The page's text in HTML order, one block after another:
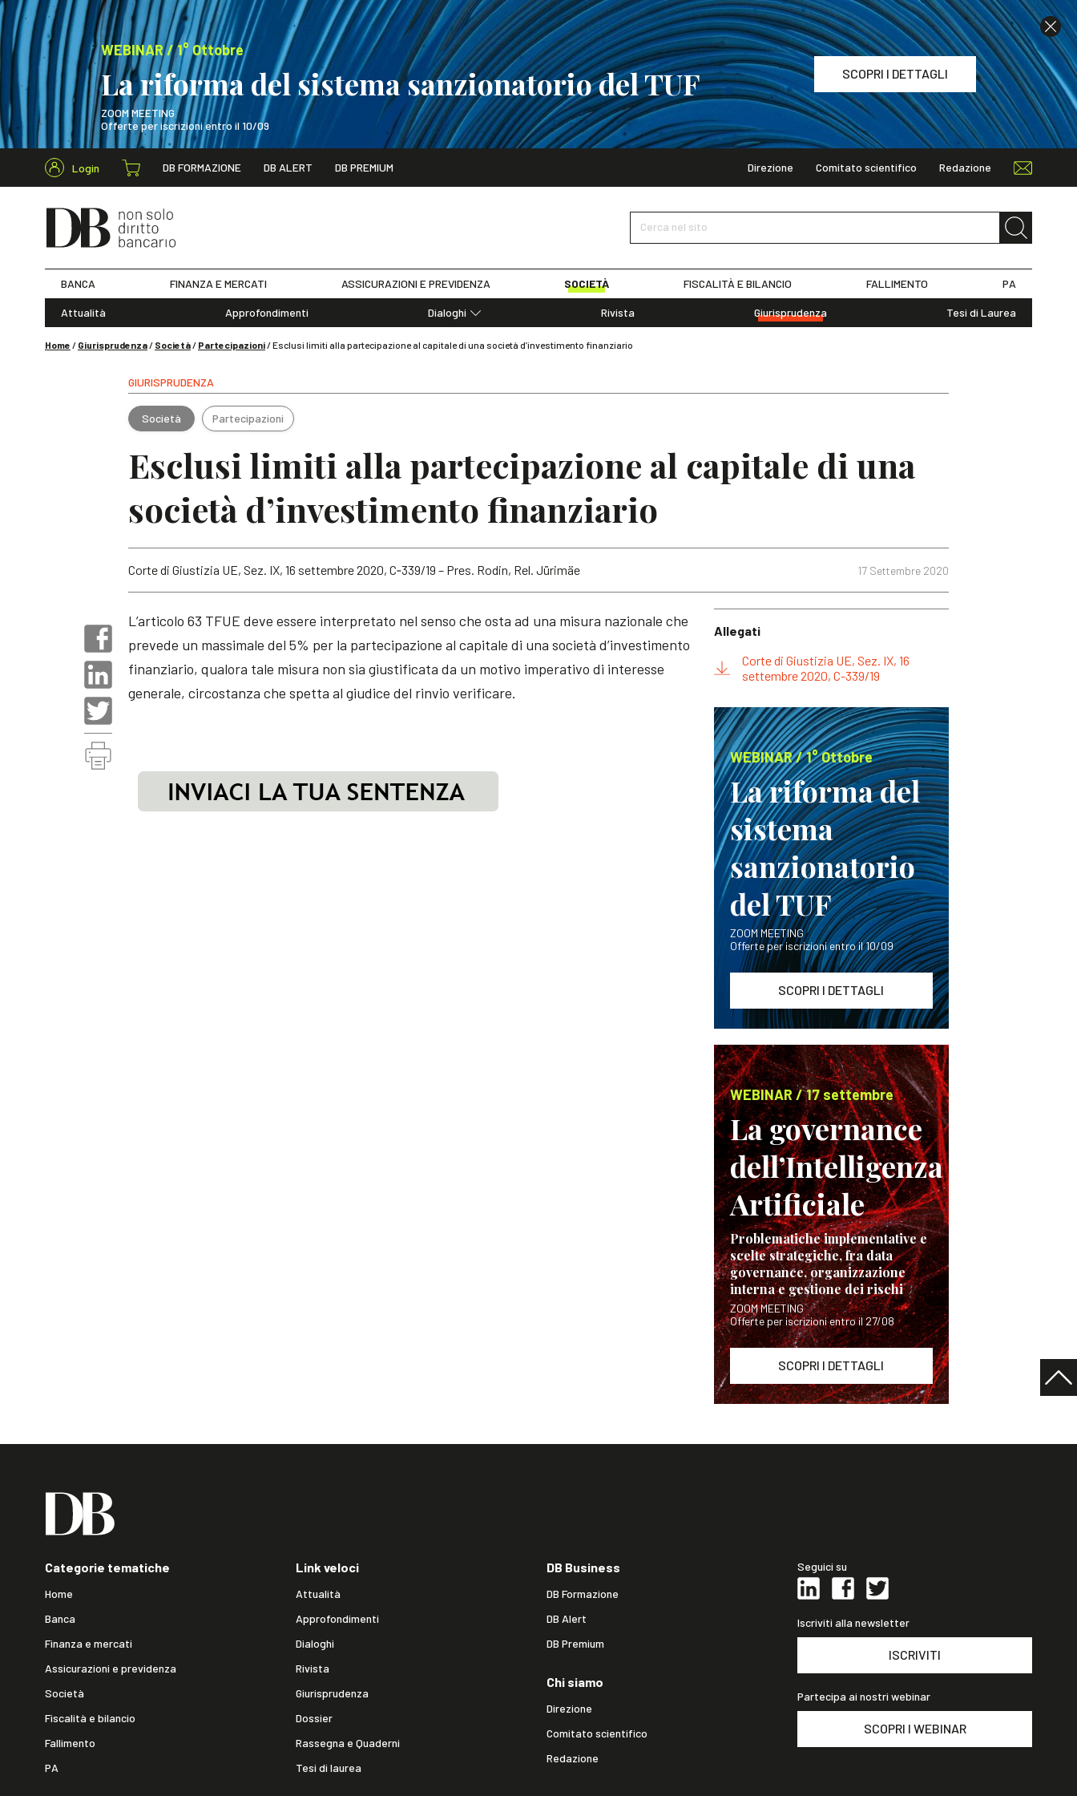
WEBINAR / 1° Ottobre
La riforma del sistema sanzionatorio del TUF
ZOOM MEETING
Offerte per iscrizioni entro il 10/09
SCOPRI I DETTAGLI
WEBINAR / 1° Ottobre
Login DB FORMAZIONE DB ALERT DB PREMIUM Direzione Comitato scientifico Redazione
Cerca nel sito
BANCA FINANZA E MERCATI ASSICURAZIONI E PREVIDENZA SOCIETÀ FISCALITÀ E BILANCIO FALLIMENTO PA
Attualità Approfondimenti
Dialoghi
Rivista Giurisprudenza Tesi di Laurea
Home / Giurisprudenza/ Società/ Partecipazioni/Esclusi limiti alla partecipazione al capitale di una società d’investimento finanziario
GIURISPRUDENZA
Società Partecipazioni
Esclusi limiti alla partecipazione al capitale di una
società d’investimento finanziario
17 Settembre 2020
Corte di Giustizia UE, Sez. IX, 16 settembre 2020, C‑339/19 – Pres. Rodin, Rel. Jürimäe
L’articolo 63 TFUE deve essere interpretato nel senso che osta ad una misura nazionale che
prevede un massimale del 5% per la partecipazione al capitale di una società d’investimento
finanziario, qualora tale misura non sia giustificata da un motivo imperativo di interesse
generale, circostanza che spetta al giudice del rinvio verificare.
Allegati
Corte di Giustizia UE, Sez. IX, 16
settembre 2020, C-339/19
WEBINAR / 1° Ottobre
La riforma del
sistema
sanzionatorio
del TUF
ZOOM MEETING
Offerte per iscrizioni entro il 10/09
SCOPRI I DETTAGLI
WEBINAR / 17 settembre
La governance
dell’Intelligenza
Artificiale
Problematiche implementative e
scelte strategiche, fra data
governance, organizzazione
interna e gestione dei rischi
ZOOM MEETING
Offerte per iscrizioni entro il 27/08
SCOPRI I DETTAGLI
Categorie tematiche
Home
Banca
Finanza e mercati
Assicurazioni e previdenza
Società
Fiscalità e bilancio
Fallimento
PA
Link veloci
Attualità
Approfondimenti
Dialoghi
Rivista
Giurisprudenza
Dossier
Rassegna e Quaderni
Tesi di laurea
DB Business
DB Formazione
DB Alert
DB Premium
Chi siamo
Direzione
Comitato scientifico
Redazione
Seguici su
Iscriviti alla newsletter
ISCRIVITI
Partecipa ai nostri webinar
SCOPRI I WEBINAR